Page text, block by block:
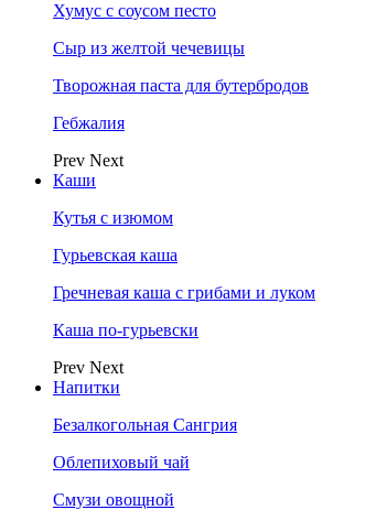
Хумус с соусом песто
Сыр из желтой чечевицы
Творожная паста для бутербродов
Гебжалия
Prev Next
Каши
Кутья с изюмом
Гурьевская каша
Гречневая каша с грибами и луком
Каша по-гурьевски
Prev Next
Напитки
Безалкогольная Сангрия
Облепиховый чай
Смузи овощной